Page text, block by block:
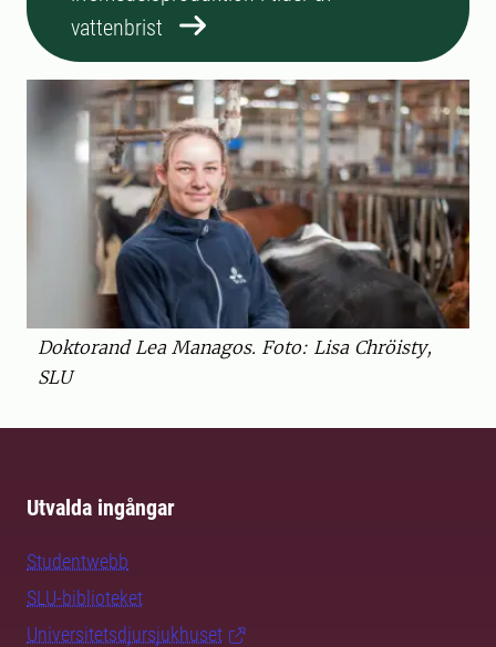
vattenbrist
Doktorand Lea Managos. Foto: Lisa Chröisty,
SLU
Utvalda ingångar
Studentwebb
SLU-biblioteket
Universitetsdjursjukhuset